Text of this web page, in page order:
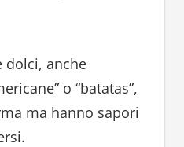
dolci, anche
o “batatas”,
ma hanno sapori